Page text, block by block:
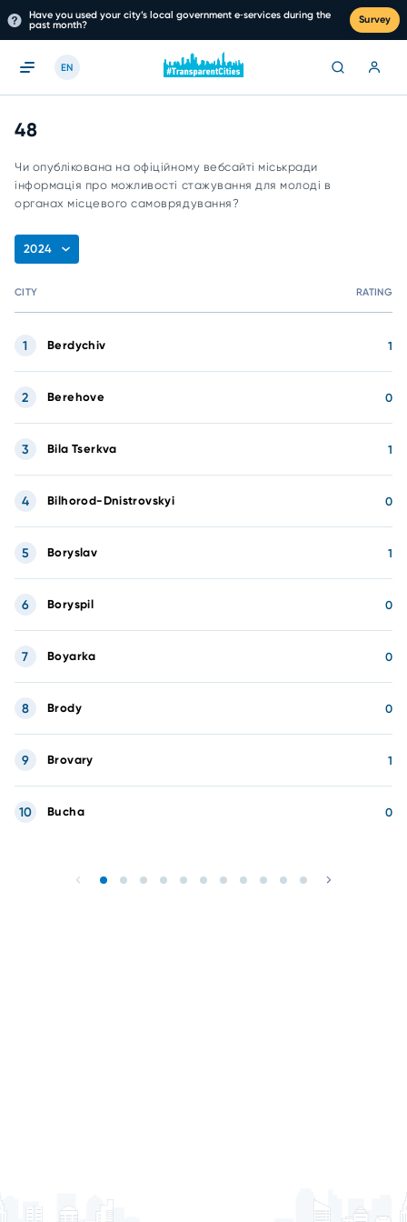
Have you used your city’s local government e‑services during the
past month?
Survey
EN
48
Чи опублікована на офіційному вебсайті міськради
інформація про можливості стажування для молоді в
органах місцевого самоврядування?
2024
CITY RATING
Berdychiv 1
1
Berehove 0
2
Bila Tserkva 1
3
Bilhorod-Dnistrovskyi 0
4
Boryslav 1
5
Boryspil 0
6
Boyarka 0
7
Brody 0
8
Brovary 1
9
Bucha 0
10